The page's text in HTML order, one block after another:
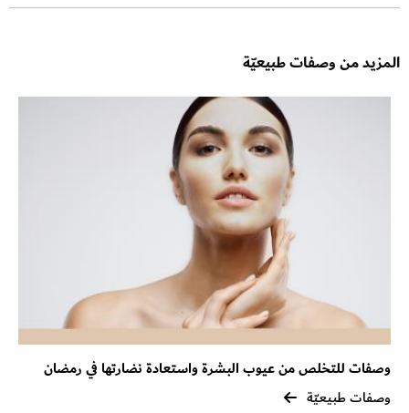
المزيد من وصفات طبيعيّة
وصفات للتخلص من عيوب البشرة واستعادة نضارتها في رمضان
وصفات طبيعيّة